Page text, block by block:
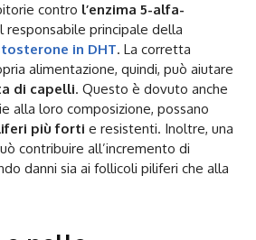
contro l’enzima 5-alfa-
responsabile principale della
in DHT. La corretta
alimentazione, quindi, può aiutare
di capelli. Questo è dovuto anche
alla loro composizione, possano
più forti e resistenti. Inoltre, una
contribuire all’incremento di
danni sia ai follicoli piliferi che alla